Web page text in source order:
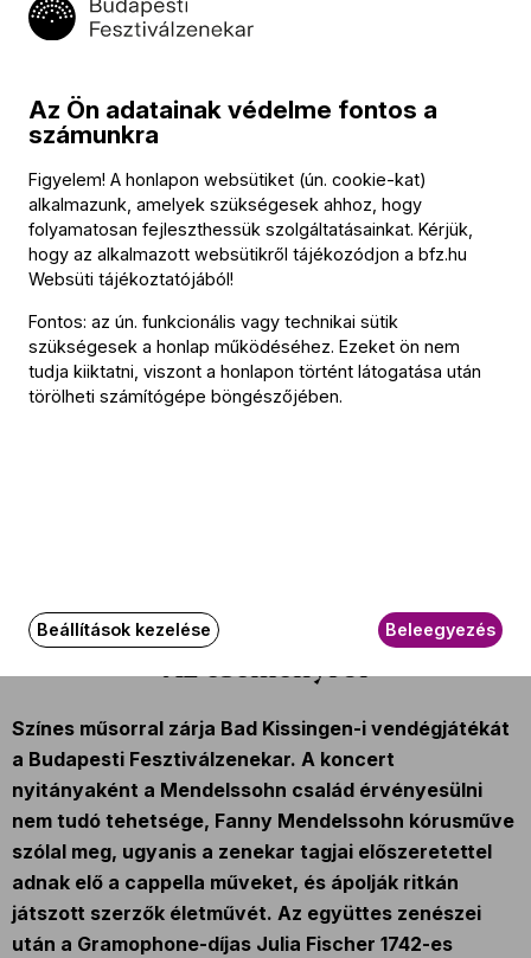
Ludwig van Beethoven (→bio
szünet
Johannes Brahms (→
2. (D-dúr) szimfónia, Op. 73
Közreműködők
Vezényel
Fischer Iván
Az eseményről
Színes műsorral zárja Bad Kissingen-i vendégjátékát
a Budapesti Fesztiválzenekar. A koncert
nyitányaként a Mendelssohn család érvényesülni
nem tudó tehetsége, Fanny Mendelssohn kórusműve
szólal meg, ugyanis a zenekar tagjai előszeretettel
adnak elő a cappella műveket, és ápolják ritkán
játszott szerzők életművét. Az együttes zenészei
után a Gramophone-díjas Julia Fischer 1742-es
Az Ön adatainak védelme fontos a
számunkra
Figyelem! A honlapon websütiket (ún. cookie-kat)
alkalmazunk, amelyek szükségesek ahhoz, hogy
folyamatosan fejleszthessük szolgáltatásainkat. Kérjük,
hogy az alkalmazott websütikről tájékozódjon a bfz.hu
Websüti tájékoztatójából!
Fontos: az ún. funkcionális vagy technikai sütik
szükségesek a honlap működéséhez. Ezeket ön nem
tudja kiiktatni, viszont a honlapon történt látogatása után
törölheti számítógépe böngészőjében.
Beállítások kezelése Beleegyezés